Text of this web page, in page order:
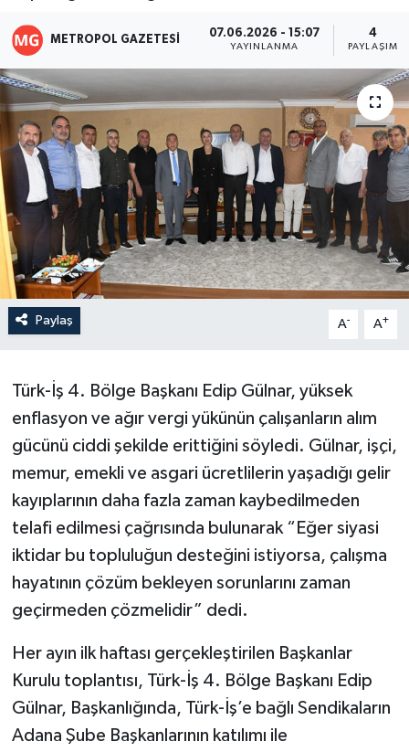
METROPOL GAZETESI 07.06.2026 - 15:07
YAYINLANMA
4
PAYLAŞIM
Paylaş A- A+
Türk-İş 4. Bölge Başkanı Edip Gülnar, yüksek
enflasyon ve ağır vergi yükünün çalışanların alım
gücünü ciddi şekilde erittiğini söyledi. Gülnar, işçi,
memur, emekli ve asgari ücretlilerin yaşadığı gelir
kayıplarının daha fazla zaman kaybedilmeden
telafi edilmesi çağrısında bulunarak “Eğer siyasi
iktidar bu topluluğun desteğini istiyorsa, çalışma
hayatının çözüm bekleyen sorunlarını zaman
geçirmeden çözmelidir” dedi.
Her ayın ilk haftası gerçekleştirilen Başkanlar
Kurulu toplantısı, Türk-İş 4. Bölge Başkanı Edip
Gülnar, Başkanlığında, Türk-İş’e bağlı Sendikaların
Adana Şube Başkanlarının katılımı ile